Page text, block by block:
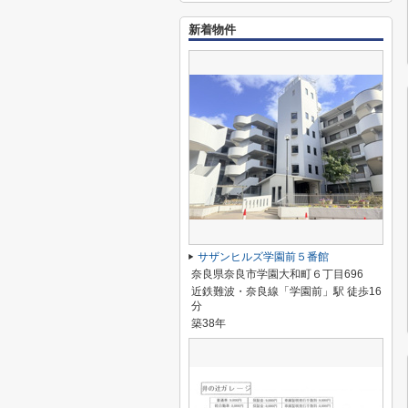
新着物件
サザンヒルズ学園前５番館
奈良県奈良市学園大和町６丁目696
近鉄難波・奈良線「学園前」駅 徒歩16
分
築38年